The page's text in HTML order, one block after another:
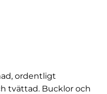
ordentligt
tvättad. Bucklor och